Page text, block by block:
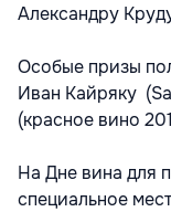
Александру
Особые призы
Иван Кайряку
(красное вино
На Дне вина для
специальное